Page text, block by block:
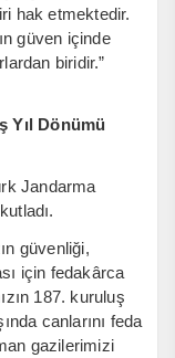
hak etmektedir.
güven içinde
biridir.”
Yıl Dönümü
Jandarma
güvenliği,
için fedakârca
187. kuruluş
canlarını feda
gazilerimizi